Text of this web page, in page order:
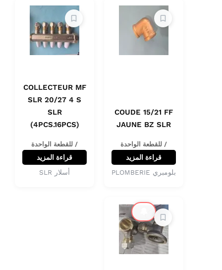
COUDE 15/21 FF
JAUNE BZ SLR
/ للقطعة الواحدة
قراءة المزيد
بلومبري PLOMBERIE
COLLECTEUR MF
SLR 20/27 4 S
SLR
(4PCS.16PCS)
/ للقطعة الواحدة
قراءة المزيد
أسلار SLR